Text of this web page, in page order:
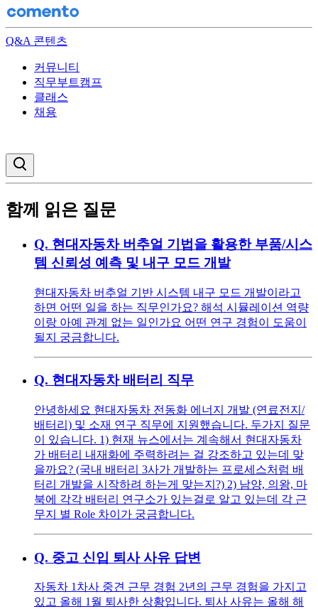
Q&A 콘텐츠
커뮤니티
직무부트캠프
클래스
채용
함께 읽은 질문
Q. 현대자동차 버추얼 기법을 활용한 부품/시스
템 신뢰성 예측 및 내구 모드 개발
현대자동차 버추얼 기반 시스템 내구 모드 개발이라고
하면 어떤 일을 하는 직무인가요? 해석 시뮬레이션 역량
이랑 아예 관계 없는 일인가요 어떤 연구 경험이 도움이
될지 궁금합니다.
Q. 현대자동차 배터리 직무
안녕하세요 현대자동차 전동화 에너지 개발 (연료전지/
배터리) 및 소재 연구 직무에 지원했습니다. 두가지 질문
이 있습니다. 1) 현재 뉴스에서는 계속해서 현대자동차
가 배터리 내재화에 주력하려는 걸 강조하고 있는데 맞
을까요? (국내 배터리 3사가 개발하는 프로세스처럼 배
터리 개발을 시작하려 하는게 맞는지?) 2) 남양, 의왕, 마
북에 각각 배터리 연구소가 있는걸로 알고 있는데 각 근
무지 별 Role 차이가 궁금합니다.
Q. 중고 신입 퇴사 사유 답변
자동차 1차사 중견 근무 경험 2년의 근무 경험을 가지고
있고 올해 1월 퇴사한 상황입니다. 퇴사 사유는 올해 해